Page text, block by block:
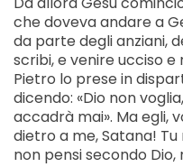
che doveva andare a
da parte degli anziani,
scribi, e venire ucciso
Pietro lo prese in
dicendo: «Dio non
accadrà mai». Ma egli,
dietro a me, Satana!
non pensi secondo Dio,